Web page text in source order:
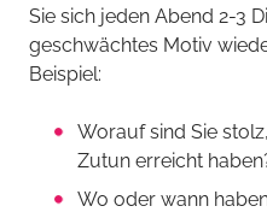
Sie sich jeden Abend 2-3
geschwächtes Motiv
Beispiel:
Worauf sind Sie
Zutun erreicht
Wo oder wann